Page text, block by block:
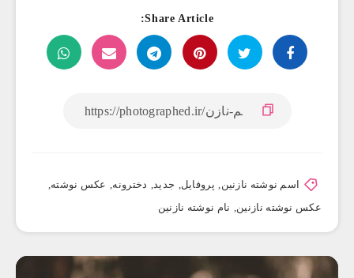
Share Article:
اسم نوشته نازنین, پروفایل, جدید, دخترونه, عکس نوشته,
عکس نوشته نازنین, نام نوشته نازنین